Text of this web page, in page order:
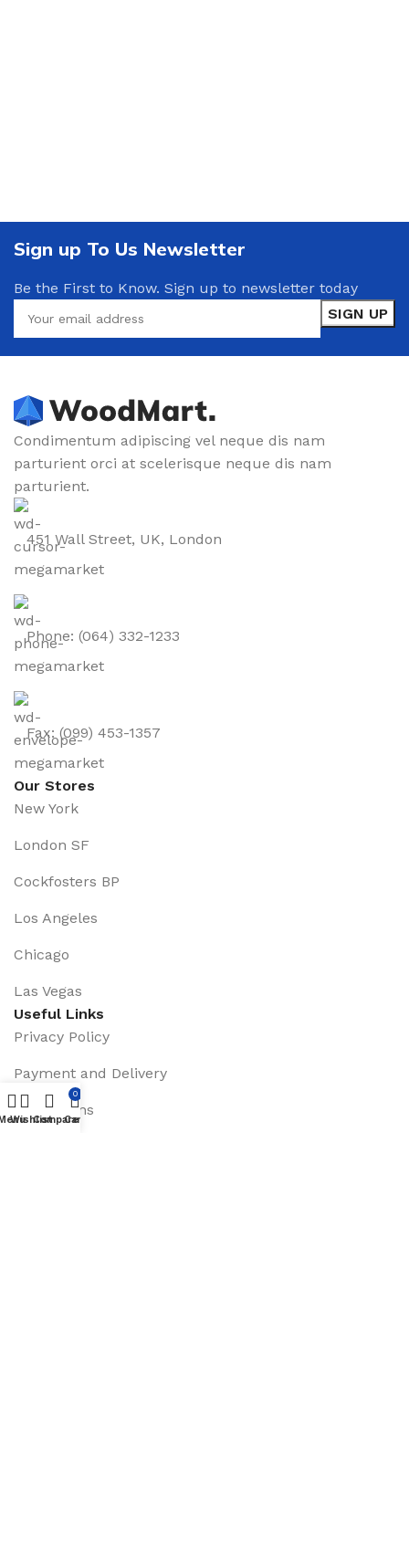
Sign up To Us Newsletter
Be the First to Know. Sign up to newsletter today
Condimentum adipiscing vel neque dis nam
parturient orci at scelerisque neque dis nam
parturient.
451 Wall Street, UK, London
Phone: (064) 332-1233
Fax: (099) 453-1357
Our Stores
New York
London SF
Cockfosters BP
Los Angeles
Chicago
Las Vegas
Useful Links
Privacy Policy
Payment and Delivery
Promotions
WishlistCompare
0
Cart